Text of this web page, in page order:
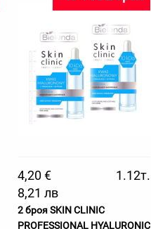
4,20 €
1.12т.
8,21 лв
2 броя SKIN CLINIC
PROFESSIONAL HYALURONIC